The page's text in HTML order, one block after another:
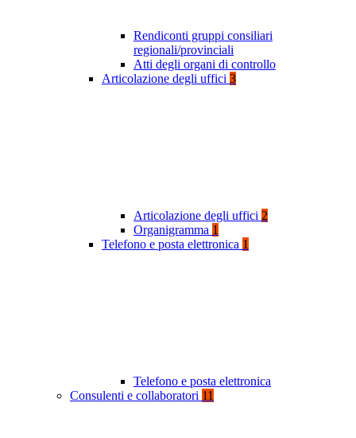
Rendiconti gruppi consiliari
regionali/provinciali
Atti degli organi di controllo
Articolazione degli uffici 3
Articolazione degli uffici 2
Organigramma 1
Telefono e posta elettronica 1
Telefono e posta elettronica
Consulenti e collaboratori 11